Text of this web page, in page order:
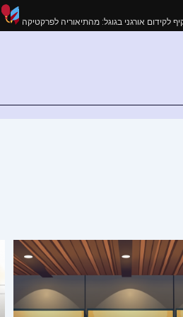
המדריך המקיף לקידום אורגני בגוגל: מהתיאוריה